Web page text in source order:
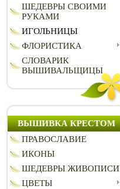
ШЕДЕВРЫ СВОИМИ
РУКАМИ
ИГОЛЬНИЦЫ
ФЛОРИСТИКА
СЛОВАРИК
ВЫШИВАЛЬЩИЦЫ
ВЫШИВКА КРЕСТОМ
ПРАВОСЛАВИЕ
ИКОНЫ
ШЕДЕВРЫ ЖИВОПИСИ
ЦВЕТЫ